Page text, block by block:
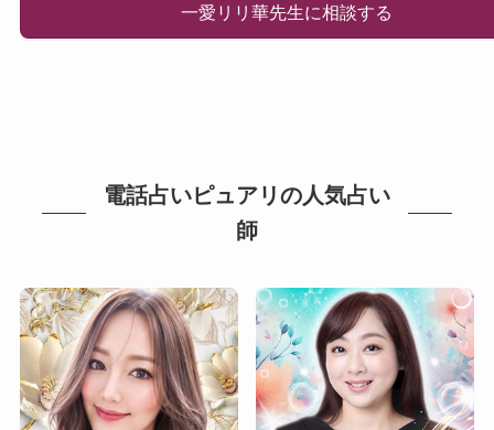
一愛リリ華先生に相談する
電話占いピュアリの人気占い
師